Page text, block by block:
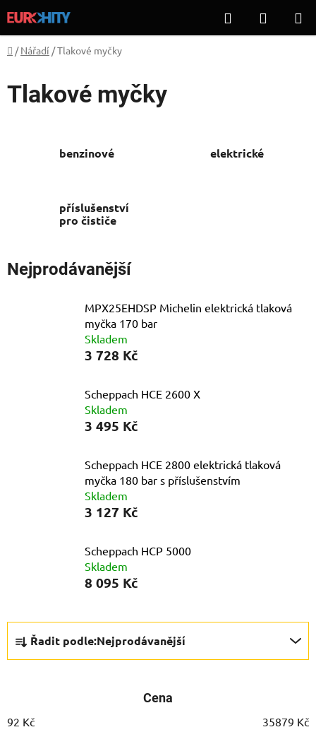
na
obsah
Hledat
KOŠÍK
Domů
/ Nářadí /Tlakové myčky
Tlakové myčky
benzinové elektrické
příslušenství
pro čističe
Nejprodávanější
MPX25EHDSP Michelin elektrická tlaková
myčka 170 bar
Skladem
3 728 Kč
Scheppach HCE 2600 X
Skladem
3 495 Kč
Scheppach HCE 2800 elektrická tlaková
myčka 180 bar s příslušenstvím
Skladem
3 127 Kč
Scheppach HCP 5000
Skladem
8 095 Kč
í
Řadit podle:Nejprodávanější
Cena
92 Kč 35879 Kč